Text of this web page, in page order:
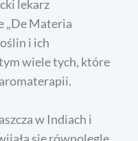
lekarz
„De Materia
i ich
wiele tych, które
w Indiach i